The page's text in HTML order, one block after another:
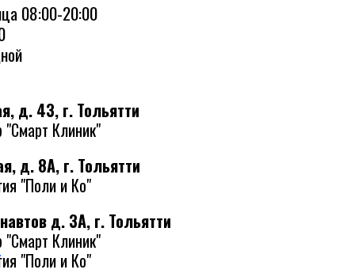
08:00-20:00
д. 43, г. Тольятти
Клиник"
д. 8А, г. Тольятти
"Поли и Ко"
д. 3А, г. Тольятти
Клиник"
"Поли и Ко"